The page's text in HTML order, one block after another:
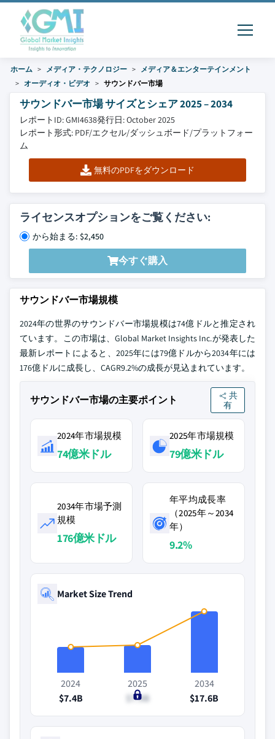
ホーム メディア・テクノロジー
メディア＆エンターテインメント
オーディオ・ビデオ
サウンドバー市場
サウンドバー市場 サイズとシェア 2025 – 2034
レポートID: GMI4638発行日: October 2025
レポート形式: PDF/エクセル/ダッシュボード/プラットフォー
ム
無料のPDFをダウンロード
ライセンスオプションをご覧ください:
から始まる: $2,450
今すぐ購入
サウンドバー市場規模
2024年の世界のサウンドバー市場規模は74億ドルと推定され
ています。この市場は、Global Market Insights Inc.が発表した
最新レポートによると、2025年には79億ドルから2034年には
176億ドルに成長し、CAGR9.2%の成長が見込まれています。
サウンドバー市場の主要ポイント
共
有
2024年市場規模
74億米ドル
2025年市場規模
79億米ドル
2034年市場予測
規模
176億米ドル
年平均成長率
（2025年～2034
年）
9.2%
Market Size Trend
2024
$7.4B
2025
$7.9B
2034
$17.6B